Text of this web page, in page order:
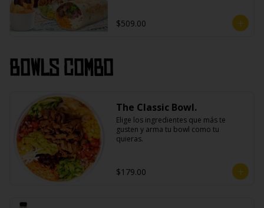
$509.00
Bowls Combo
The Classic Bowl.
Elige los ingredientes que más te
gusten y arma tu bowl como tu
quieras.
$179.00